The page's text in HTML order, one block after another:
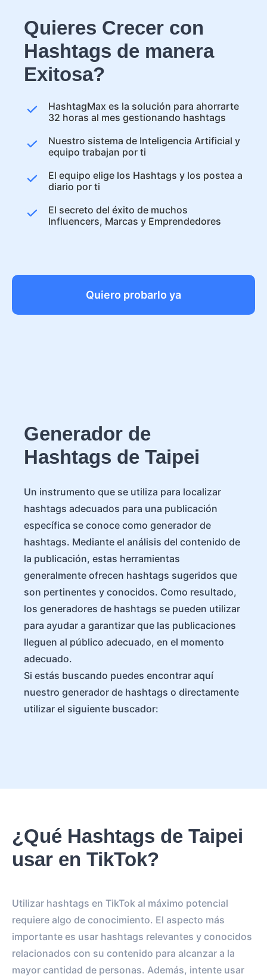
Quieres Crecer con
Hashtags de manera
Exitosa?
HashtagMax es la solución para ahorrarte
32 horas al mes gestionando hashtags
Nuestro sistema de Inteligencia Artificial y
equipo trabajan por ti
El equipo elige los Hashtags y los postea a
diario por ti
El secreto del éxito de muchos
Influencers, Marcas y Emprendedores
Quiero probarlo ya
Generador de
Hashtags de Taipei
Un instrumento que se utiliza para localizar
hashtags adecuados para una publicación
específica se conoce como generador de
hashtags. Mediante el análisis del contenido de
la publicación, estas herramientas
generalmente ofrecen hashtags sugeridos que
son pertinentes y conocidos. Como resultado,
los generadores de hashtags se pueden utilizar
para ayudar a garantizar que las publicaciones
lleguen al público adecuado, en el momento
adecuado.
Si estás buscando puedes encontrar aquí
nuestro generador de hashtags o directamente
utilizar el siguiente buscador:
¿Qué Hashtags de Taipei
usar en TikTok?
Utilizar hashtags en TikTok al máximo potencial
requiere algo de conocimiento. El aspecto más
importante es usar hashtags relevantes y conocidos
relacionados con su contenido para alcanzar a la
mayor cantidad de personas. Además, intente usar